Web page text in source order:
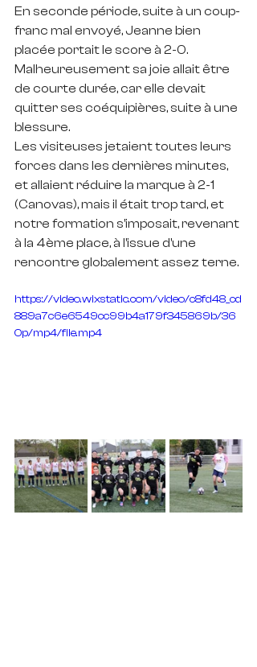
En seconde période, suite à un coup-
franc mal envoyé, Jeanne bien
placée portait le score à 2-0.
Malheureusement sa joie allait être
de courte durée, car elle devait
quitter ses coéquipières, suite à une
blessure.
Les visiteuses jetaient toutes leurs
forces dans les dernières minutes,
et allaient réduire la marque à 2-1
(Canovas), mais il était trop tard, et
notre formation s'imposait, revenant
à la 4ème place, à l'issue d'une
rencontre globalement assez terne.
https://video.wixstatic.com/video/c8fd48_cd
889a7c6e6549cc99b4a179f345869b/36
0p/mp4/file.mp4